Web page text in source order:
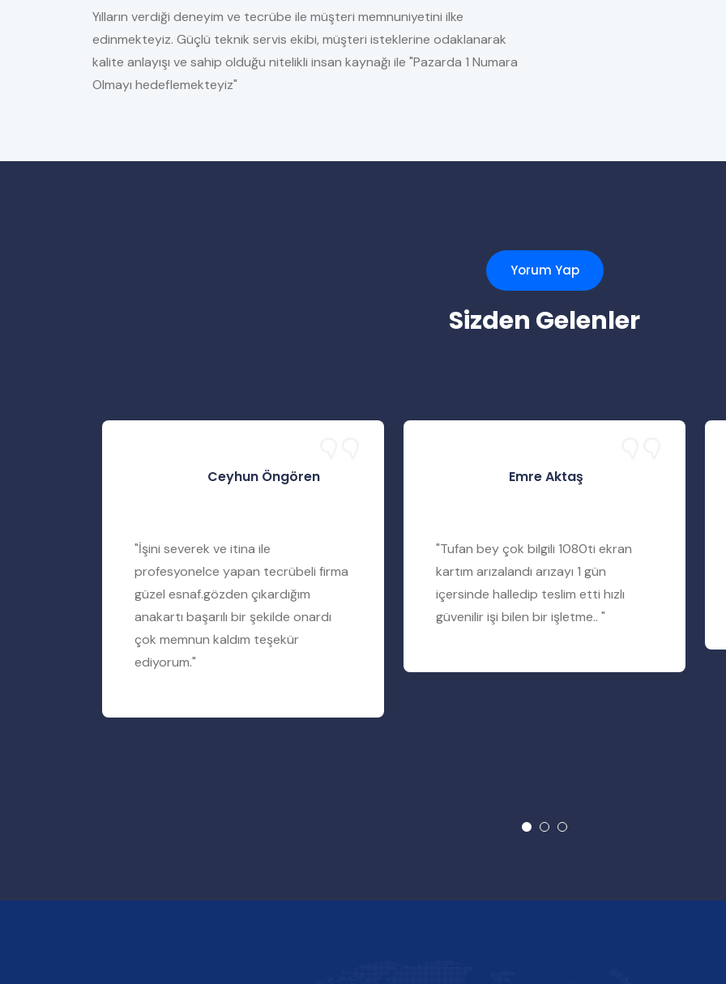
Yılların verdiği deneyim ve tecrübe ile müşteri memnuniyetini ilke
edinmekteyiz. Güçlü teknik servis ekibi, müşteri isteklerine odaklanarak
kalite anlayışı ve sahip olduğu nitelikli insan kaynağı ile "Pazarda 1 Numara
Olmayı hedeflemekteyiz"
Yorum Yap
Sizden Gelenler
Ceyhun Öngören
"İşini severek ve itina ile
profesyonelce yapan tecrübeli firma
güzel esnaf.gözden çıkardığım
anakartı başarılı bir şekilde onardı
çok memnun kaldım teşekür
ediyorum."
Emre Aktaş
"Tufan bey çok bilgili 1080ti ekran
kartım arızalandı arızayı 1 gün
içersinde halledip teslim etti hızlı
güvenilir işi bilen bir işletme.. "